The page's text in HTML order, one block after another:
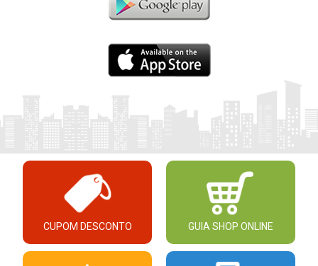
CUPOM DESCONTO GUIA SHOP ONLINE